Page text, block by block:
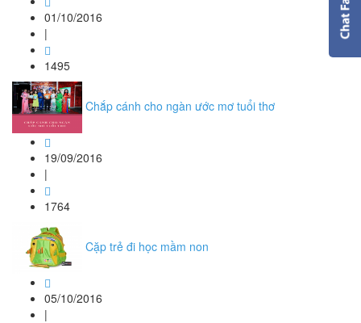
01/10/2016
|
1495
Chắp cánh cho ngàn ước mơ tuổi thơ
19/09/2016
|
1764
Cặp trẻ đi học mầm non
05/10/2016
|